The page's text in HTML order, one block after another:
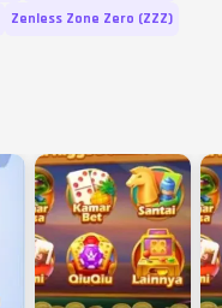
Zenless Zone Zero (ZZZ)